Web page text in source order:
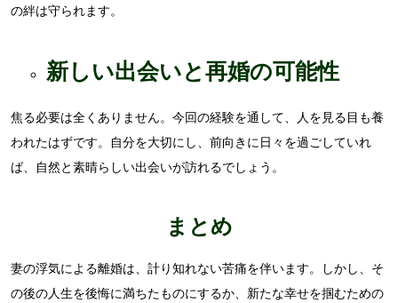
の絆は守られます。
新しい出会いと再婚の可能性
焦る必要は全くありません。今回の経験を通して、人を見る目も養
われたはずです。自分を大切にし、前向きに日々を過ごしていれ
ば、自然と素晴らしい出会いが訪れるでしょう。
まとめ
妻の浮気による離婚は、計り知れない苦痛を伴います。しかし、そ
の後の人生を後悔に満ちたものにするか、新たな幸せを掴むための